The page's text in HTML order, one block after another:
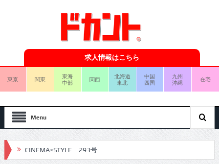
求人情報はこちら
東京 関東
東海
中部
関西
北海道
東北
中国
四国
九州
沖縄
在宅
Menu
CINEMA×STYLE 293号